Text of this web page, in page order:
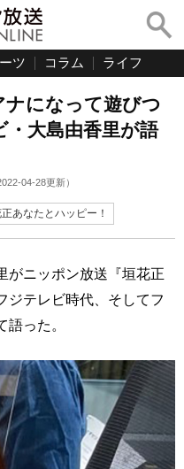
ツ コラム ライフ
ナになって遊びつ
・大島由香里が語
04-28更新）
あなたとハッピー！
がニッポン放送『垣花正
ジテレビ時代、そしてフ
った。